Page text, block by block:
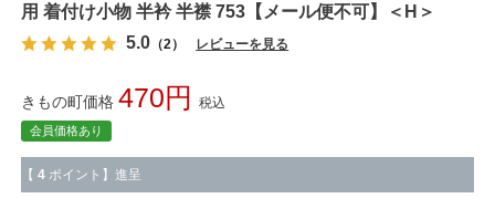
用 着付け小物 半衿 半襟 753【メール便不可】＜H＞
5.0 （2） レビューを見る
きもの町価格 470 税込
会員価格あり
【 4 ポイント】進呈